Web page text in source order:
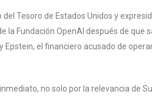
del Tesoro de Estados Unidos y
la Fundación OpenAI después de que
Epstein, el financiero acusado de
no solo por la relevancia de